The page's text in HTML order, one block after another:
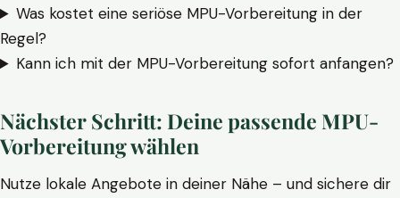
Was kostet eine seriöse MPU-Vorbereitung in der
Regel?
Kann ich mit der MPU-Vorbereitung sofort anfangen?
Nächster Schritt: Deine passende MPU-
Vorbereitung wählen
Nutze lokale Angebote in deiner Nähe – und sichere dir